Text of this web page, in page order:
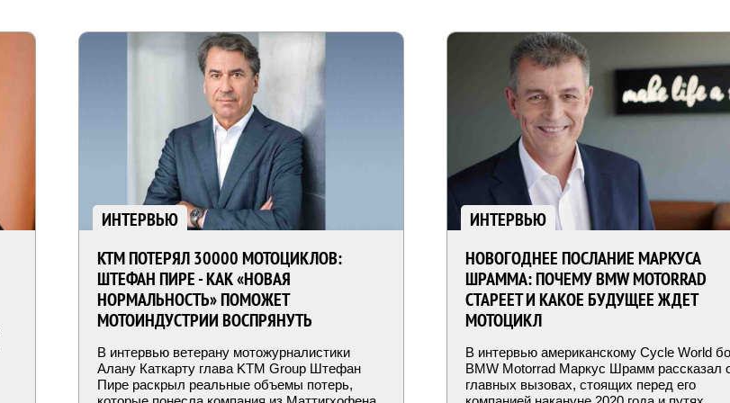
ИНТЕРВЬЮ
KTM ПОТЕРЯЛ 30000 МОТОЦИКЛОВ:
ШТЕФАН ПИРЕ - КАК «НОВАЯ
НОРМАЛЬНОСТЬ» ПОМОЖЕТ
МОТОИНДУСТРИИ ВОСПРЯНУТЬ
В интервью ветерану мотожурналистики
Алану Каткарту глава KTM Group Штефан
Пире раскрыл реальные объемы потерь,
ИНТЕРВЬЮ
НОВОГОДНЕЕ ПОСЛАНИЕ МАРКУСА
ШРАММА: ПОЧЕМУ BMW MOTORRAD
СТАРЕЕТ И КАКОЕ БУДУЩЕЕ ЖДЕТ
МОТОЦИКЛ
В интервью американскому Cycle World
BMW Motorrad Маркус Шрамм рассказал
главных вызовах, стоящих перед его